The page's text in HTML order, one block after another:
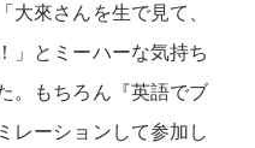
大來さんを生で見て、
」とミーハーな気持ち
。もちろん『英語でブ
レーションして参加し